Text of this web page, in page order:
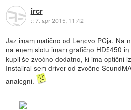
ircr
::7. apr 2015, 11:42
Jaz imam matično od Lenovo PCja. Na
na enem slotu imam grafično HD5450
kupil še zvočno dodatno, ki ima optični
Instaliral sem driver od zvočne
analogni.